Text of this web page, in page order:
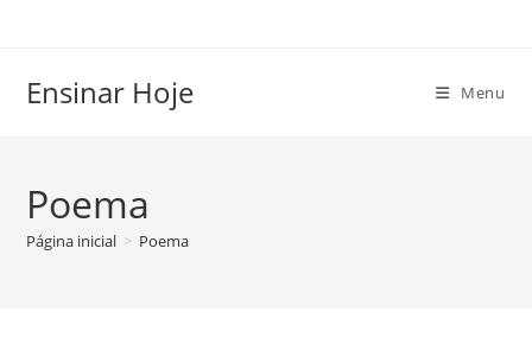
conteúdo
Ensinar Hoje Menu
Poema
Página inicial > Poema